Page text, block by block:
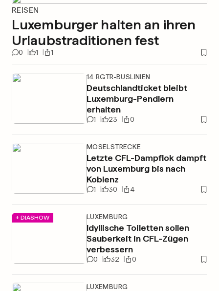
REISEN
Luxemburger halten an ihren
Urlaubstraditionen fest
0 1 1
14 RGTR-BUSLINIEN
Deutschlandticket bleibt
Luxemburg-Pendlern
erhalten
1 23 0
MOSELSTRECKE
Letzte CFL-Dampflok dampft
von Luxemburg bis nach
Koblenz
1 30 4
+ DIASHOW LUXEMBURG
Idyllische Toiletten sollen
Sauberkeit in CFL-Zügen
verbessern
0 32 0
LUXEMBURG